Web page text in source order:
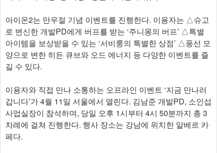
아이온2는 만우절 기념 이벤트를 진행한다. 이용자는 △슈고
로 변신한 개발PD에게 버프를 받는 ‘주니몽의 버프’ △특별
아이템을 보상받을 수 있는 ‘서비룽의 특별한 상점’ △풍선 모
양으로 변한 히든 큐브와 오드 에너지 등 다양한 이벤트를 즐
길 수 있다.
이용자와 직접 만나 소통하는 오프라인 이벤트 ‘지금 만나러
갑니다’가 4월 11일 서울에서 열린다. 김남준 개발PD, 소인섭
사업실장이 참석하며, 당일 오후 1시부터 4시 50분까지 총 3
차례에 걸쳐 진행한다. 행사 장소는 강남에 위치한 알베르 카
페다.